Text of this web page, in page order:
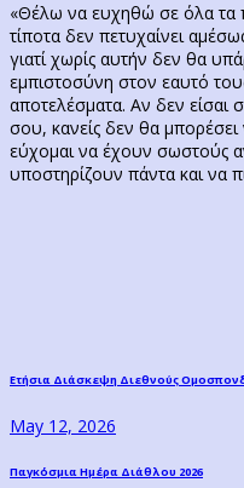
«Θέλω να ευχηθώ σε όλα τα
τίποτα δεν πετυχαίνει
γιατί χωρίς αυτήν δεν θα
εμπιστοσύνη στον εαυτό
αποτελέσματα. Αν δεν είσαι
σου, κανείς δεν θα μπορέσει
εύχομαι να έχουν σωστούς
υποστηρίζουν πάντα και να
Post
navigation
Previous
Ετήσια Διάσκεψη Διεθνoύς
May 12, 2026
Next
Παγκόσμια Ημέρα Διάθλου 2026